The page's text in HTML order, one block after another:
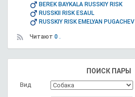
BEREK BAYKALA RUSSKIY RISK
RUSSKII RISK ESAUL
RUSSKIY RISK EMELYAN PUGACHEV
Читают 0 .
ПОИСК ПАРЫ
Вид